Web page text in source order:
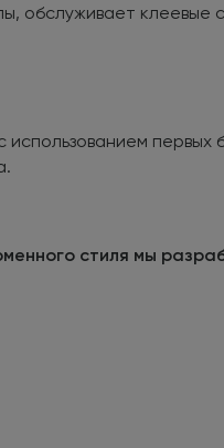
обслуживает клеевые
использованием первых
стиля мы